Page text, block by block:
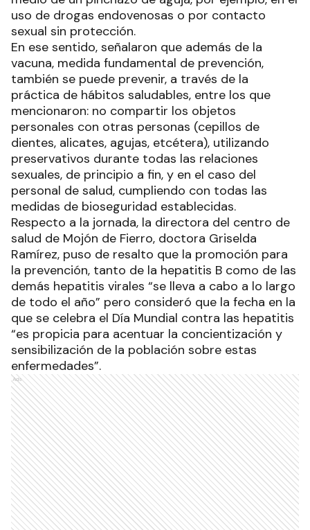
uso de drogas endovenosas o por contacto
sexual sin protección.
En ese sentido, señalaron que además de la
vacuna, medida fundamental de prevención,
también se puede prevenir, a través de la
práctica de hábitos saludables, entre los que
mencionaron: no compartir los objetos
personales con otras personas (cepillos de
dientes, alicates, agujas, etcétera), utilizando
preservativos durante todas las relaciones
sexuales, de principio a fin, y en el caso del
personal de salud, cumpliendo con todas las
medidas de bioseguridad establecidas.
Respecto a la jornada, la directora del centro de
salud de Mojón de Fierro, doctora Griselda
Ramírez, puso de resalto que la promoción para
la prevención, tanto de la hepatitis B como de las
demás hepatitis virales “se lleva a cabo a lo largo
de todo el año” pero consideró que la fecha en la
que se celebra el Día Mundial contra las hepatitis
“es propicia para acentuar la concientización y
sensibilización de la población sobre estas
enfermedades”.
Ads